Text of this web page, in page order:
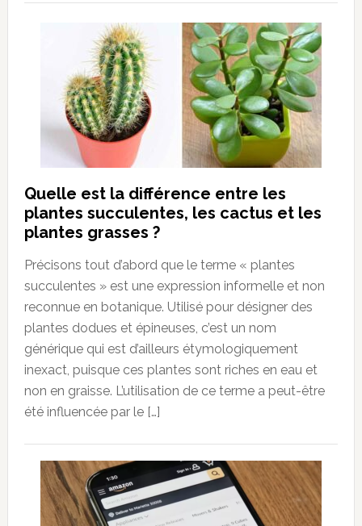
Quelle est la différence entre les
plantes succulentes, les cactus et les
plantes grasses ?
Précisons tout d’abord que le terme « plantes
succulentes » est une expression informelle et non
reconnue en botanique. Utilisé pour désigner des
plantes dodues et épineuses, c’est un nom
générique qui est d’ailleurs étymologiquement
inexact, puisque ces plantes sont riches en eau et
non en graisse. L’utilisation de ce terme a peut-être
été influencée par le […]